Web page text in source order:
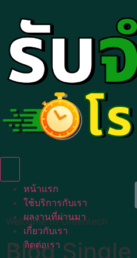
หน้าแรก
ใช้บริการกับเรา
ผลงานที่ผ่านมา
เกี่ยวกับเรา
ติดต่อเรา
Welcome to Greentech
Blog Single